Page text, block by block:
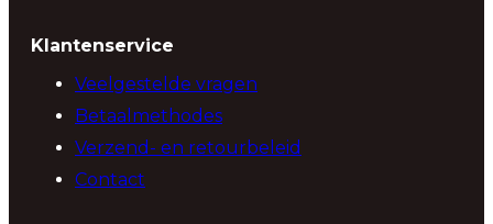
Klantenservice
Veelgestelde vragen
Betaalmethodes
Verzend- en retourbeleid
Contact